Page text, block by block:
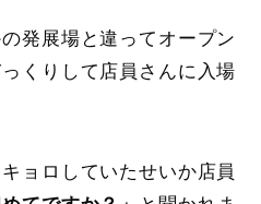
発展場と違ってオープン
くりして店員さんに入場
ョロしていたせいか店員